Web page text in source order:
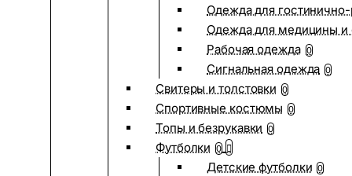
Одежда для
Одежда для медицины и
Рабочая одежда 0
Сигнальная одежда 0
Свитеры и толстовки 0
Спортивные костюмы 0
Топы и безрукавки 0
Футболки 0
Детские футболки 0